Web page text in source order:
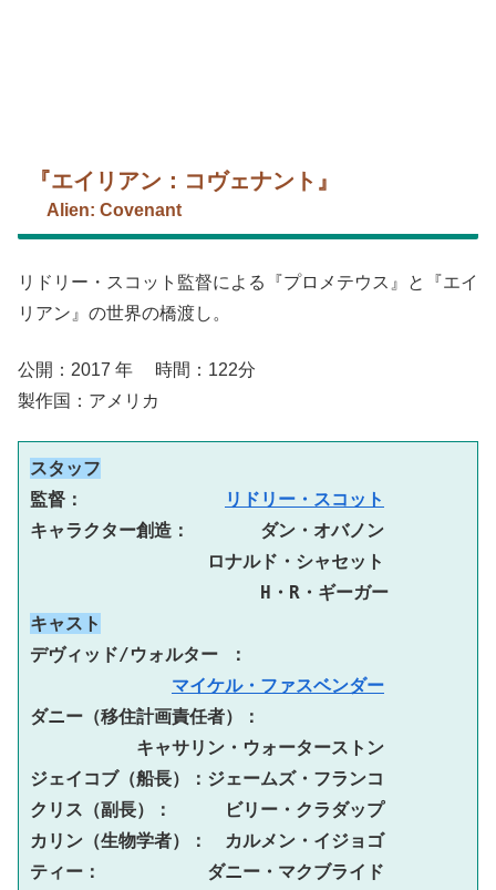
『エイリアン：コヴェナント』
Alien: Covenant
リドリー・スコット監督による『プロメテウス』と『エイ
リアン』の世界の橋渡し。
公開：2017 年 時間：122分
製作国：アメリカ
スタッフ
監督：
リドリー・スコット
キャラクター創造：　　　　ダン・オバノン
ロナルド・シャセット
H・R・ギーガー
キャスト
デヴィッド/ウォルター ：
マイケル・ファスベンダー
ダニー（移住計画責任者）：
キャサリン・ウォーターストン
ジェイコブ（船長）：ジェームズ・フランコ
クリス（副長）：
ビリー・クラダップ
カリン（生物学者）：　カルメン・イジョゴ
ティー：　　　　　　ダニー・マクブライド